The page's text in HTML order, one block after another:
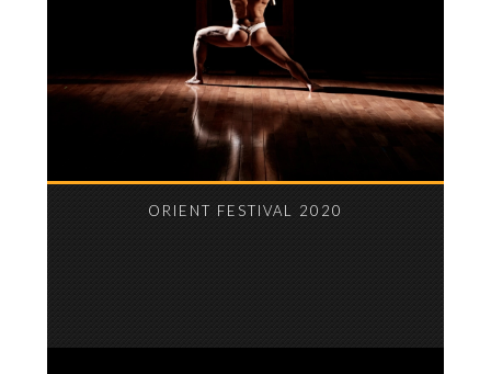
ORIENT FESTIVAL 2020